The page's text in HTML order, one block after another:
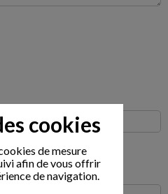
cookies
de mesure
afin de vous offrir
de navigation.